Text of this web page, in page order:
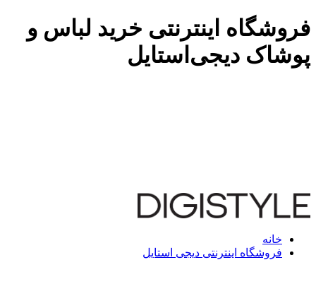
فروشگاه اینترنتی خرید لباس و
پوشاک دیجی‌استایل
خانه
فروشگاه اینترنتی دیجی استایل